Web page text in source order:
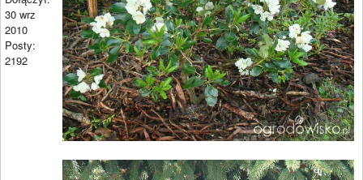
30 wrz
2010
Posty:
2192